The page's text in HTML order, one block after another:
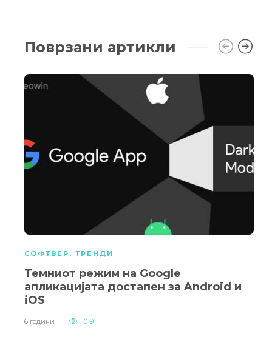
Поврзани артикли
СОФТВЕР , ТРЕНДИ
Темниот режим на Google
апликацијата достапен за Android и
iOS
6 години 1019